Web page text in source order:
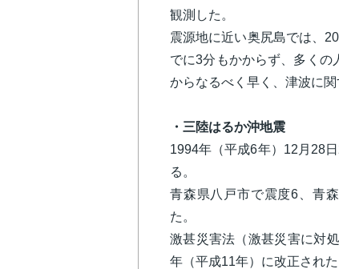
観測した。
震源地に近い奥尻島では、
でに3分もかからず、多くの
からなるべく早く、津波に
・三陸はるか沖地震
1994年（平成6年）12月28
る。
青森県八戸市で震度6、青
た。
激甚災害法（激甚災害に対
年（平成11年）に改正され